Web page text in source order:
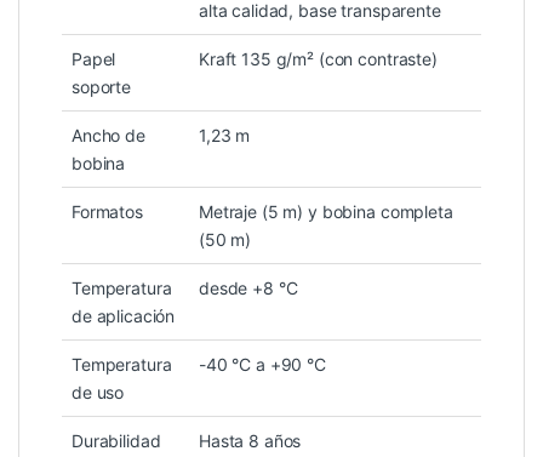
alta calidad, base transparente
Papel
soporte
Kraft 135 g/m² (con contraste)
Ancho de
bobina
1,23 m
Formatos
Metraje (5 m) y bobina completa
(50 m)
Temperatura
de aplicación
desde +8 °C
Temperatura
de uso
-40 °C a +90 °C
Durabilidad
Hasta 8 años